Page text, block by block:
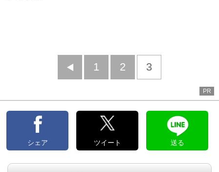
前
1 2 3
PR
シェア ツイート 送る